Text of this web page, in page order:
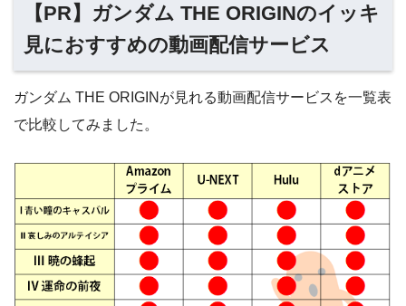
【PR】ガンダム THE ORIGINのイッキ
見におすすめの動画配信サービス
ガンダム THE ORIGINが見れる動画配信サービスを一覧表
で比較してみました。